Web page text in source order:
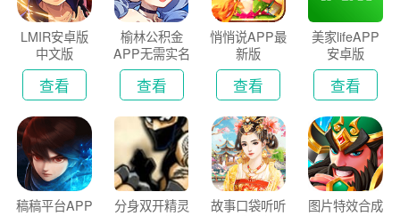
LMIR安卓版
中文版
查看
榆林公积金
APP无需实名
认证版
查看
悄悄说APP最
新版
查看
美家lifeAPP
安卓版
查看
稿稿平台APP
分身双开精灵
故事口袋听听
图片特效合成